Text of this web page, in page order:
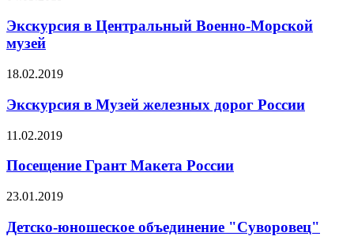
Экскурсия в Центральный Военно-Морской
музей
18.02.2019
Экскурсия в Музей железных дорог России
11.02.2019
Посещение Грант Макета России
23.01.2019
Детско-юношеское объединение "Суворовец"